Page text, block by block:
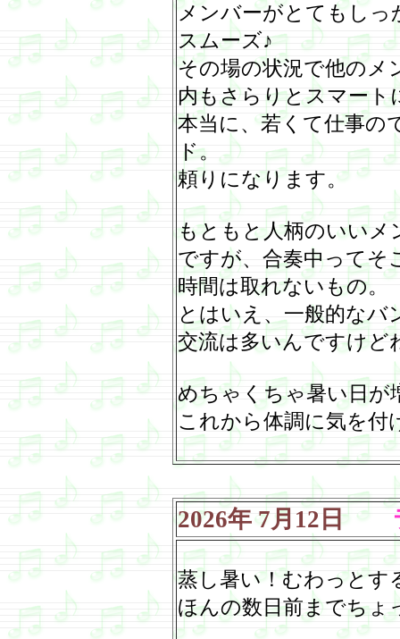
メンバーがとてもし
スムーズ♪
その場の状況で他のメ
内もさらりとスマート
本当に、若くて仕事の
ド。
頼りになります。
もともと人柄のいいメ
ですが、合奏中ってそ
時間は取れないもの。
とはいえ、一般的な
交流は多いんですけど
めちゃくちゃ暑い日が
これから体調に気を付
2026年7月 12 日ラ
蒸し暑い！むわっとす
ほんの数日前までちょ